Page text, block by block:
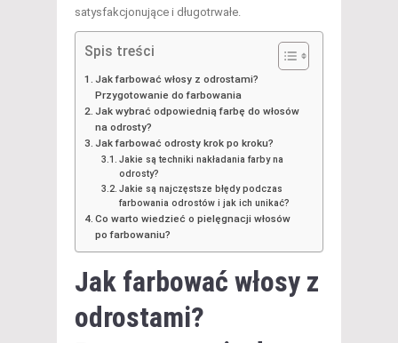
satysfakcjonujące i długotrwałe.
Spis treści
Jak farbować włosy z odrostami?
Przygotowanie do farbowania
Jak wybrać odpowiednią farbę do włosów
na odrosty?
Jak farbować odrosty krok po kroku?
Jakie są techniki nakładania farby na
odrosty?
Jakie są najczęstsze błędy podczas
farbowania odrostów i jak ich unikać?
Co warto wiedzieć o pielęgnacji włosów
po farbowaniu?
Jak farbować włosy z
odrostami?